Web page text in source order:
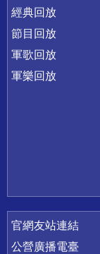
經典回放
節目回放
軍歌回放
軍樂回放
官網友站連結
公營廣播電臺